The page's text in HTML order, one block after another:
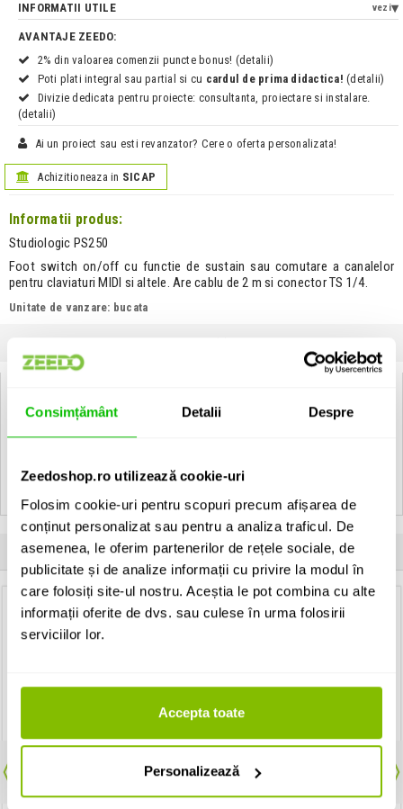
Consimțământ Detalii Despre
Zeedoshop.ro utilizează cookie-uri
Folosim cookie-uri pentru scopuri precum afișarea de
conținut personalizat sau pentru a analiza traficul. De
asemenea, le oferim partenerilor de rețele sociale, de
publicitate și de analize informații cu privire la modul în
care folosiți site-ul nostru. Aceștia le pot combina cu alte
informații oferite de dvs. sau culese în urma folosirii
serviciilor lor.
Accepta toate
Personalizează
INFORMATII UTILE vezi
AVANTAJE ZEEDO:
2% din valoarea comenzii puncte bonus! (detalii)
Poti plati integral sau partial si cu cardul de prima didactica! (detalii)
Divizie dedicata pentru proiecte: consultanta, proiectare si instalare.
(detalii)
Ai un proiect sau esti revanzator? Cere o oferta personalizata!
Achizitioneaza in SICAP
Informatii produs:
Studiologic PS250
Foot switch on/off cu functie de sustain sau comutare a canalelor
pentru claviaturi MIDI si altele. Are cablu de 2 m si conector TS 1/4.
Unitate de vanzare: bucata
Tip produs Footswitch / Sustain
Clientii care au cumparat acest produs au mai cumparat si:
Cablu audio Cablu de instrument Jack-Jack